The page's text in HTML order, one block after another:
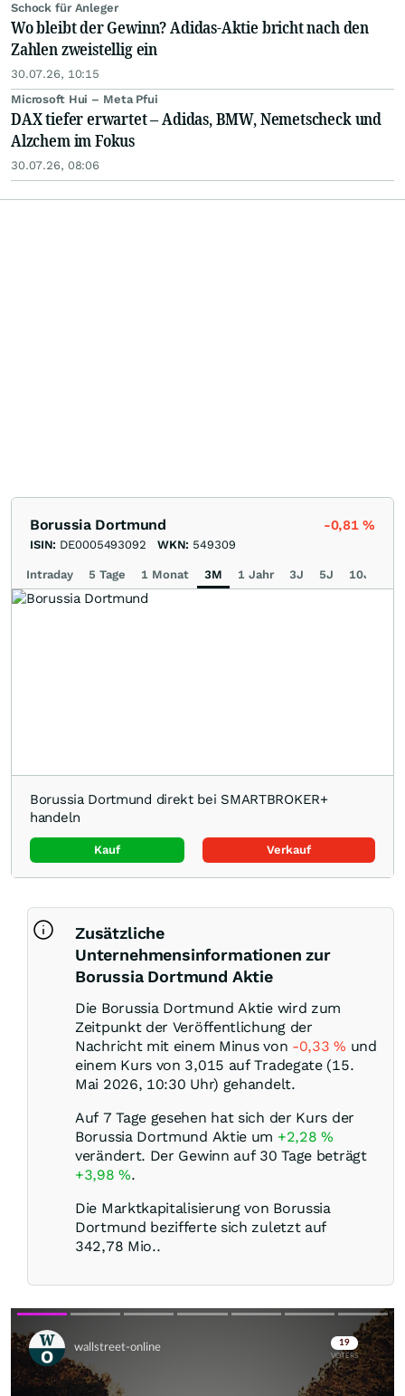
Schock für Anleger
Wo bleibt der Gewinn? Adidas-Aktie bricht nach den
Zahlen zweistellig ein
30.07.26, 10:15
Microsoft Hui – Meta Pfui
DAX tiefer erwartet – Adidas, BMW, Nemetscheck und
Alzchem im Fokus
30.07.26, 08:06
Borussia Dortmund -0,81%
ISIN: DE0005493092 WKN: 549309
Intraday 5 Tage 1 Monat 3M 1 Jahr 3J 5J 10J
Borussia Dortmund direkt bei SMARTBROKER+
handeln
Kauf Verkauf
Zusätzliche
Unternehmensinformationen zur
Borussia Dortmund Aktie
Die Borussia Dortmund Aktie wird zum
Zeitpunkt der Veröffentlichung der
Nachricht mit einem Minus von -0,33% und
einem Kurs von 3,015 auf Tradegate (15.
Mai 2026, 10:30 Uhr) gehandelt.
Auf 7 Tage gesehen hat sich der Kurs der
Borussia Dortmund Aktie um +2,28%
verändert. Der Gewinn auf 30 Tage beträgt
+3,98%.
Die Marktkapitalisierung von Borussia
Dortmund bezifferte sich zuletzt auf
342,78 Mio..
Skip